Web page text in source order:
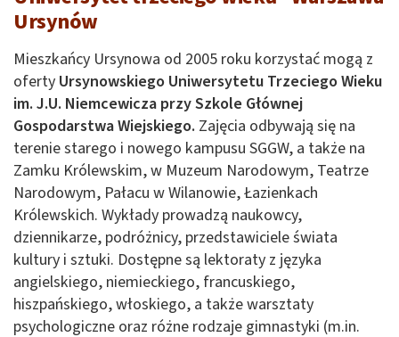
Ursynów
Mieszkańcy Ursynowa od 2005 roku korzystać mogą z
oferty Ursynowskiego Uniwersytetu Trzeciego Wieku
im. J.U. Niemcewicza przy Szkole Głównej
Gospodarstwa Wiejskiego. Zajęcia odbywają się na
terenie starego i nowego kampusu SGGW, a także na
Zamku Królewskim, w Muzeum Narodowym, Teatrze
Narodowym, Pałacu w Wilanowie, Łazienkach
Królewskich. Wykłady prowadzą naukowcy,
dziennikarze, podróżnicy, przedstawiciele świata
kultury i sztuki. Dostępne są lektoraty z języka
angielskiego, niemieckiego, francuskiego,
hiszpańskiego, włoskiego, a także warsztaty
psychologiczne oraz różne rodzaje gimnastyki (m.in.